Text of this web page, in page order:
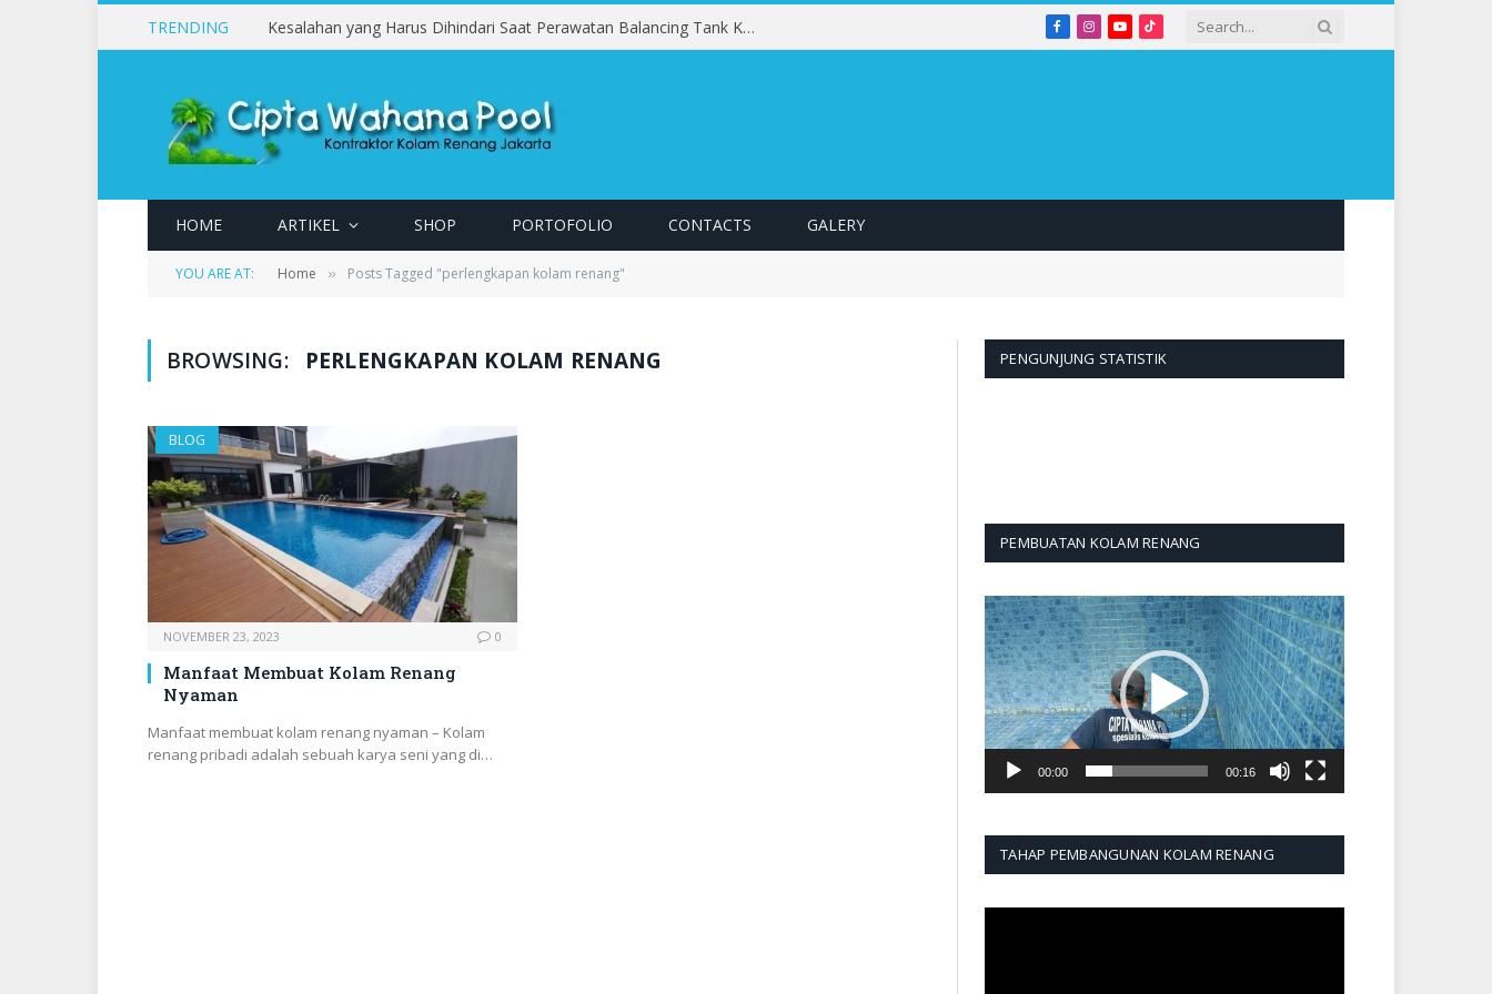
TRENDING Kesalahan yang Harus Dihindari Saat Perawatan Balancing Tank Kolam Renang Facebook
Instagram
YouTubeTikTok
HOME ARTIKEL SHOP PORTOFOLIO CONTACTS GALERY
YOU ARE AT: Home » Posts Tagged "perlengkapan kolam renang"
BROWSING: PERLENGKAPAN KOLAM RENANG
BLOG
NOVEMBER 23, 2023 0
Manfaat Membuat Kolam Renang
Nyaman
Manfaat membuat kolam renang nyaman – Kolam
renang pribadi adalah sebuah karya seni yang di…
PENGUNJUNG STATISTIK
PEMBUATAN KOLAM RENANG
Pemutar
Video
00:00 00:16
TAHAP PEMBANGUNAN KOLAM RENANG